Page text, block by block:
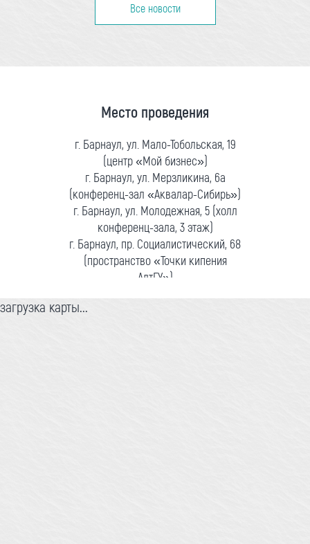
Все новости
Место проведения
г. Барнаул, ул. Мало-Тобольская, 19
(центр «Мой бизнес»)
г. Барнаул, ул. Мерзликина, 6а
(конференц-зал «Аквалар-Сибирь»)
г. Барнаул, ул. Молодежная, 5 (холл
конференц-зала, 3 этаж)
г. Барнаул, пр. Социалистический, 68
(пространство «Точки кипения
АлтГУ»)
загрузка карты...